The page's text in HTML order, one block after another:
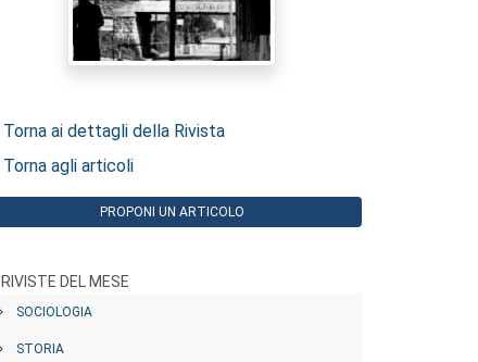
ai dettagli della Rivista
agli articoli
PROPONI UN ARTICOLO
RIVISTE DEL MESE
SOCIOLOGIA
STORIA